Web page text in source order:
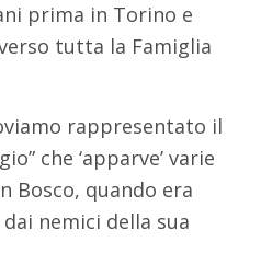
prima in Torino e
tutta la Famiglia
rappresentato il
che ‘apparve’ varie
Bosco, quando era
nemici della sua